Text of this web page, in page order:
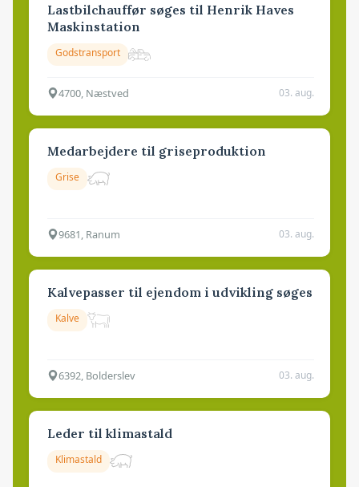
Lastbilchauffør søges til Henrik Haves
Maskinstation
Godstransport
4700, Næstved 03. aug.
Medarbejdere til griseproduktion
Grise
9681, Ranum 03. aug.
Kalvepasser til ejendom i udvikling søges
Kalve
6392, Bolderslev 03. aug.
Leder til klimastald
Klimastald